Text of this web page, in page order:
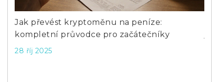
Jak převést kryptoměnu na peníze:
kompletní průvodce pro začátečníky
28 říj 2025